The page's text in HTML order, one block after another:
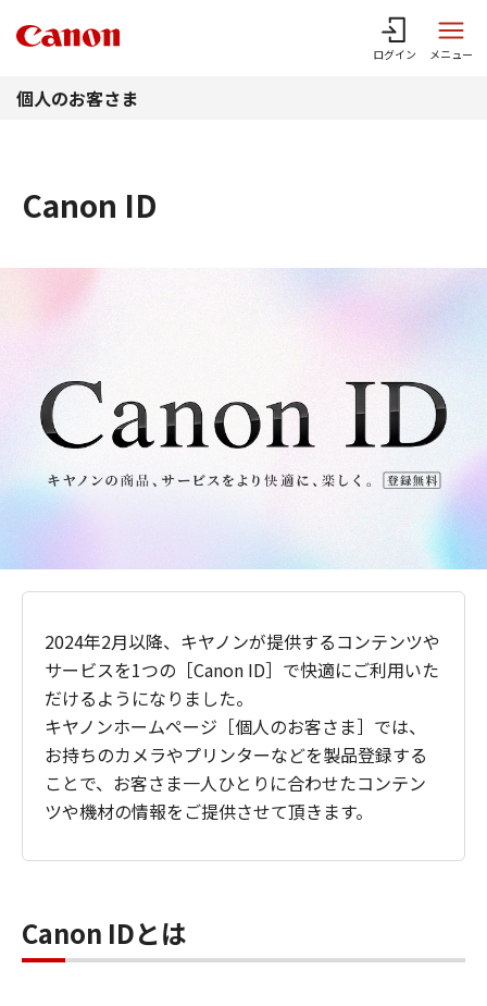
ログイン メニュー
個人のお客さま
Canon ID
2024年2月以降、キヤノンが提供するコンテンツや
サービスを1つの［Canon ID］で快適にご利用いた
だけるようになりました。
キヤノンホームページ［個人のお客さま］では、
お持ちのカメラやプリンターなどを製品登録する
ことで、お客さま一人ひとりに合わせたコンテン
ツや機材の情報をご提供させて頂きます。
Canon IDとは